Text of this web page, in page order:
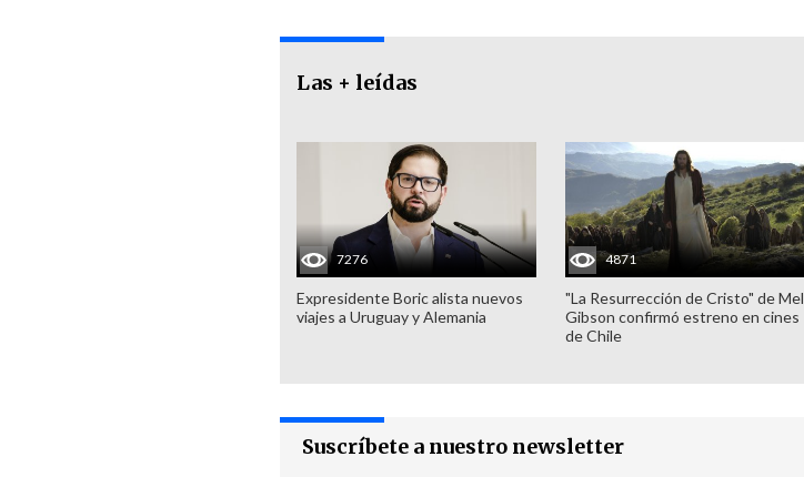
Las + leídas
7276
Expresidente Boric alista nuevos
viajes a Uruguay y Alemania
4871
"La Resurrección de Cristo" de Mel
Gibson confirmó estreno en cines
de Chile
Suscríbete a nuestro newsletter